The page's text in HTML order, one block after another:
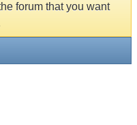
forum that you want